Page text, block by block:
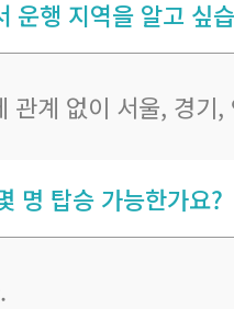
운행 지역을 알고 싶
관계 없이 서울, 경기,
명 탑승 가능한가요?